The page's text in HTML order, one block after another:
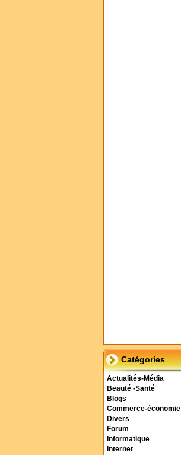
Catégories
Actualités-Média
Beauté -Santé
Blogs
Commerce-économie
Divers
Forum
Informatique
Internet